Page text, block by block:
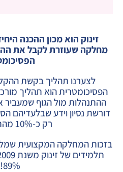
זינוק הוא מכון ההכנה
מחלקה שעוזרת לקבל את
לצערנו תהליך בקשת
הפסיכומטרית הוא תהליך
ההתנהלות מול הגוף שמעביר
דורשת נסיון וידע שבלעדיהם
רק כ-10% מהתלמידים.
89%!